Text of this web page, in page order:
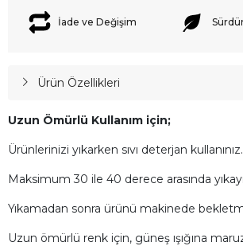
İade ve Değişim
Ürün Özellikleri
Uzun Ömürlü Kullanım için;
Ürünlerinizi yıkarken sıvı deterjan kullanınız.
Maksimum 30 ile 40 derece arasında
Yıkamadan sonra ürünü makinede
Uzun ömürlü renk için, güneş ışığına maruz